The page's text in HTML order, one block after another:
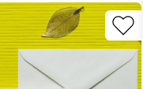
ozdobny. ZAP-95-11